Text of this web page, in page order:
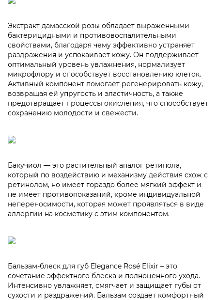
Экстракт дамасской розы обладает выраженными
бактерицидными и противовоспалительными
свойствами, благодаря чему эффективно устраняет
раздражения и успокаивает кожу. Он поддерживает
оптимальный уровень увлажнения, нормализует
микрофлору и способствует восстановлению клеток.
Активный компонент помогает регенерировать кожу,
возвращая ей упругость и эластичность, а также
предотвращает процессы окисления, что способствует
сохранению молодости и свежести.
Бакучиол — это растительный аналог ретинола,
который по воздействию и механизму действия схож с
ретинолом, но имеет гораздо более мягкий эффект и
не имеет противопоказаний, кроме индивидуальной
непереносимости, которая может проявляться в виде
аллергии на косметику с этим компонентом.
Бальзам-блеск для губ Elegance Rosé Elixir – это
сочетание эффектного блеска и полноценного ухода.
Интенсивно увлажняет, смягчает и защищает губы от
сухости и раздражений. Бальзам создает комфортный